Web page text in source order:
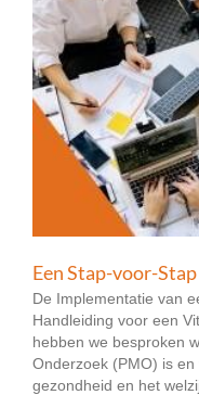
Een Stap-voor-
De Implementatie van
Handleiding voor een
hebben we besproken
Onderzoek (PMO) is
gezondheid en het